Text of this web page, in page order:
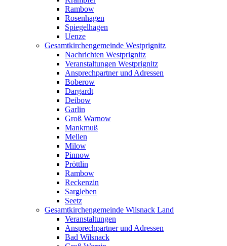
Rambow
Rosenhagen
Spiegelhagen
Uenze
Gesamtkirchengemeinde Westprignitz
Nachrichten Westprignitz
Veranstaltungen Westprignitz
Ansprechpartner und Adressen
Boberow
Dargardt
Deibow
Garlin
Groß Warnow
Mankmuß
Mellen
Milow
Pinnow
Pröttlin
Rambow
Reckenzin
Sargleben
Seetz
Gesamtkirchengemeinde Wilsnack Land
Veranstaltungen
Ansprechpartner und Adressen
Bad Wilsnack